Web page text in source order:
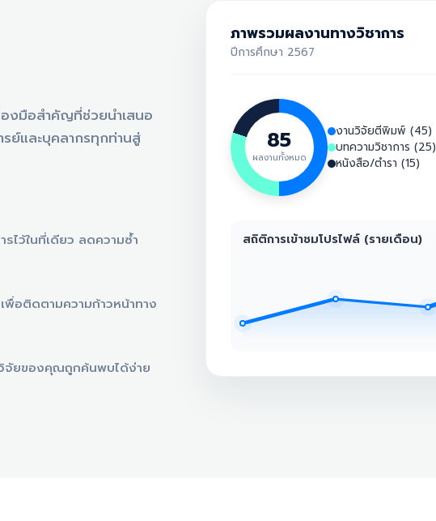
องมือสำคัญที่ช่วยนำเสนอ
ย์และบุคลากรทุกท่านสู่
ไว้ในที่เดียว ลดความซ้ำ
พื่อติดตามความก้าวหน้าทาง
จัยของคุณถูกค้นพบได้ง่าย
ภาพรวมผลงานทางวิชาการ
ปีการศึกษา 2567
85
ผลงานทั้งหมด
งานวิจัยตีพิมพ์ (45)
บทความวิชาการ (25)
หนังสือ/ตำรา (15)
สถิติการเข้าชมโปรไฟล์ (รายเดือน)